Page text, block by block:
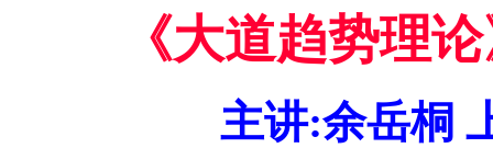
《大道趋势理
主讲:余岳桐